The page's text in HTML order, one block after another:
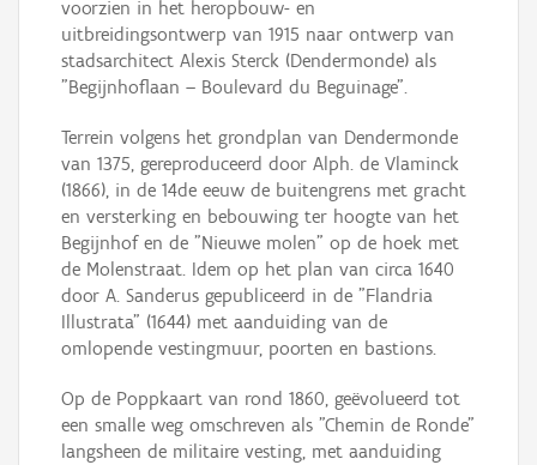
voorzien in het heropbouw- en
uitbreidingsontwerp van 1915 naar ontwerp van
stadsarchitect Alexis Sterck (Dendermonde) als
"Begijnhoflaan – Boulevard du Beguinage".
Terrein volgens het grondplan van Dendermonde
van 1375, gereproduceerd door Alph. de Vlaminck
(1866), in de 14de eeuw de buitengrens met gracht
en versterking en bebouwing ter hoogte van het
Begijnhof en de "Nieuwe molen" op de hoek met
de Molenstraat. Idem op het plan van circa 1640
door A. Sanderus gepubliceerd in de "Flandria
Illustrata" (1644) met aanduiding van de
omlopende vestingmuur, poorten en bastions.
Op de Poppkaart van rond 1860, geëvolueerd tot
een smalle weg omschreven als "Chemin de Ronde"
langsheen de militaire vesting, met aanduiding